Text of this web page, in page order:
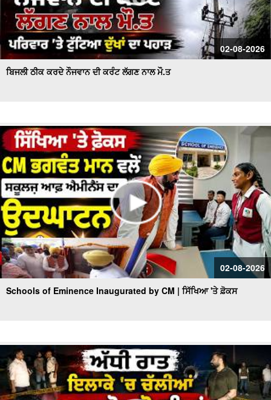
02-08-2026
ਬਿਜਲੀ ਠੀਕ ਕਰਦੇ ਨੌਜਵਾਨ ਦੀ ਕਰੰਟ ਲੱਗਣ ਨਾਲ ਮੌ.ਤ
02-08-2026
Schools of Eminence Inaugurated by CM | ਸਿੱਖਿਆ 'ਤੇ ਫ਼ੋਕਸ